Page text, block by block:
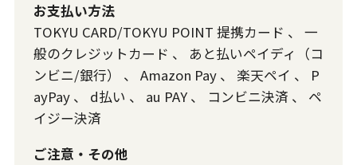
お支払い方法
TOKYU CARD/TOKYU POINT 提携カード 、 一
般のクレジットカード 、 あと払いペイディ（コ
ンビニ/銀行）
、 Amazon Pay、 楽天ペイ 、 P
ayPay、 d払い 、 au PAY、 コンビニ決済 、 ペ
イジー決済
ご注意・その他